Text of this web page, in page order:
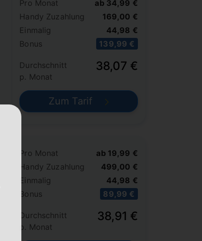
Pro Monat
Handy Zuzahlung
Einmalig
Bonus
ab 34,99 €
169,00 €
44,98 €
139,99 €
Durchschnitt
p. Monat
38,07 €
Zum Tarif
Pro Monat
Handy Zuzahlung
Einmalig
Bonus
ab 19,99 €
499,00 €
44,98 €
89,99 €
Durchschnitt
p. Monat
38,91 €